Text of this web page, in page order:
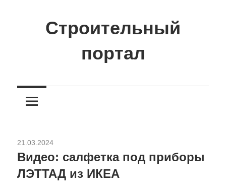
содержимомуСтроительный
портал
о
стройке
21.03.2024
Видео: салфетка под приборы
ЛЭТТАД из ИКЕА